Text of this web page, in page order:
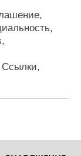
Ссылки